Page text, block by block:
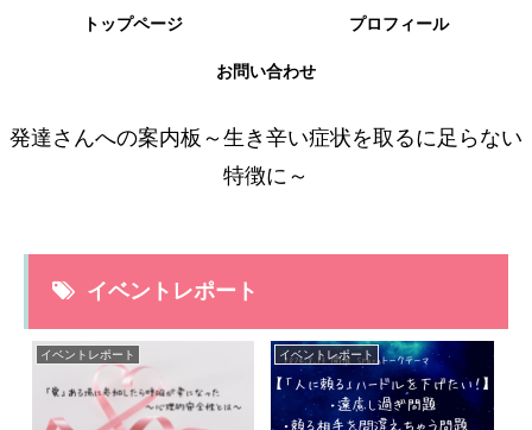
発達さんへの案内板～生き辛い症状を取るに足らない
特徴に～
トップページ プロフィール
お問い合わせ
イベントレポート
イベントレポート イベントレポート